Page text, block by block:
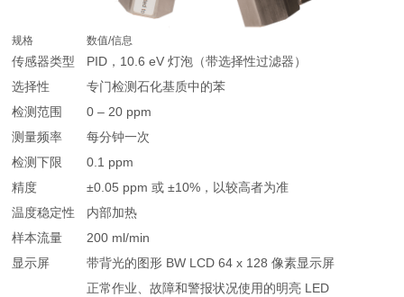
规格 数值/信息
传感器类型
PID，10.6 eV 灯泡（带选择性过滤器）
选择性
专门检测石化基质中的苯
检测范围
0 – 20 ppm
测量频率
每分钟一次
检测下限
0.1 ppm
精度
±0.05 ppm 或 ±10%，以较高者为准
温度稳定性
内部加热
样本流量
200 ml/min
显示屏
带背光的图形 BW LCD 64 x 128 像素显示屏
正常作业、故障和警报状况使用的明亮 LED